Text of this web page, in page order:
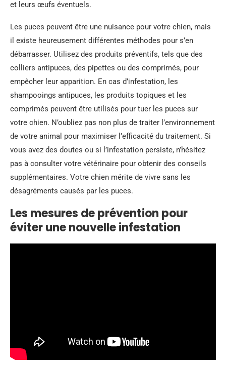
et leurs œufs éventuels.
Les puces peuvent être une nuisance pour votre chien, mais
il existe heureusement différentes méthodes pour s’en
débarrasser. Utilisez des produits préventifs, tels que des
colliers antipuces, des pipettes ou des comprimés, pour
empêcher leur apparition. En cas d’infestation, les
shampooings antipuces, les produits topiques et les
comprimés peuvent être utilisés pour tuer les puces sur
votre chien. N’oubliez pas non plus de traiter l’environnement
de votre animal pour maximiser l’efficacité du traitement. Si
vous avez des doutes ou si l’infestation persiste, n’hésitez
pas à consulter votre vétérinaire pour obtenir des conseils
supplémentaires. Votre chien mérite de vivre sans les
désagréments causés par les puces.
Les mesures de prévention pour
éviter une nouvelle infestation